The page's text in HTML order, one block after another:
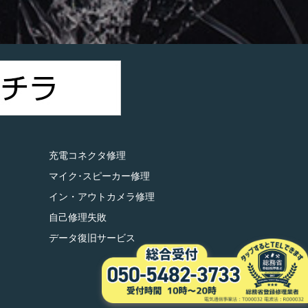
充電コネクタ修理
マイク･スピーカー修理
イン・アウトカメラ修理
自己修理失敗
データ復旧サービス